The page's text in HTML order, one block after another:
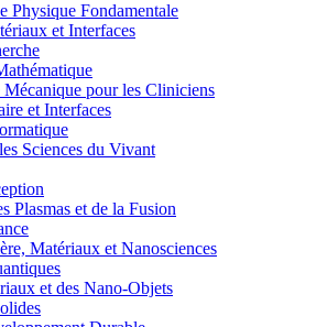
Physique Fondamentale
et Interfaces
pour les Cliniciens
et Interfaces
Sciences du Vivant
et de la Fusion
Matériaux et Nanosciences
et des Nano-Objets